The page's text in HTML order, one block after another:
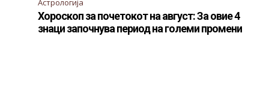
Астрологија
Хороскоп за почетокот на август: За овие 4
знаци започнува период на големи промени